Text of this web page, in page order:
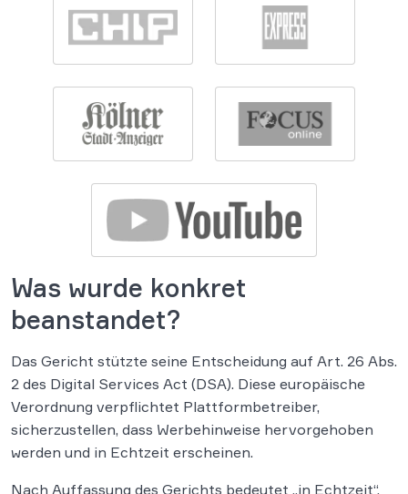
Was wurde konkret
beanstandet?
Das Gericht stützte seine Entscheidung auf Art. 26 Abs.
2 des Digital Services Act (DSA). Diese europäische
Verordnung verpflichtet Plattformbetreiber,
sicherzustellen, dass Werbehinweise hervorgehoben
werden und in Echtzeit erscheinen.
Nach Auffassung des Gerichts bedeutet „in Echtzeit“,